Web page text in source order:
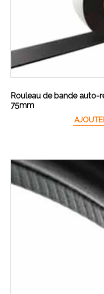
Rouleau de bande auto-
75mm